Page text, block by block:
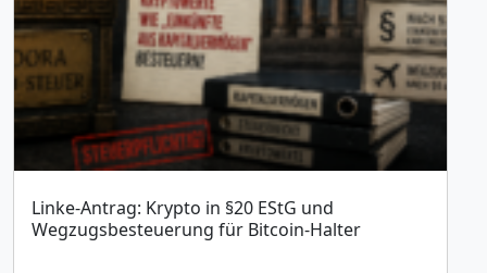
Linke-Antrag: Krypto in §20 EStG und
Wegzugsbesteuerung für Bitcoin-Halter